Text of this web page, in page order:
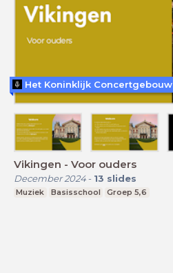
Vikingen - Voor ouders
December 2024- 13 slides
Muziek Basisschool Groep 5,6
Het Koninklijk Concertgebouw